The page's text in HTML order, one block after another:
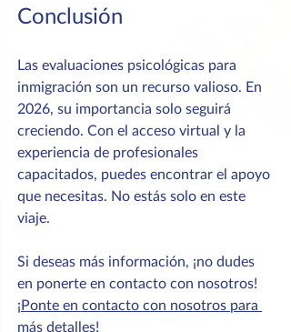
Conclusión
Las evaluaciones psicológicas para
inmigración son un recurso valioso. En
2026, su importancia solo seguirá
creciendo. Con el acceso virtual y la
experiencia de profesionales
capacitados, puedes encontrar el apoyo
que necesitas. No estás solo en este
viaje.
Si deseas más información, ¡no dudes
en ponerte en contacto con nosotros!
¡Ponte en contacto con nosotros para
más detalles!